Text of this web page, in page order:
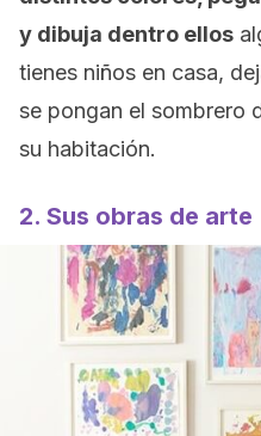
y dibuja dentro ellos
tienes niños en casa,
se pongan el sombrero
su habitación.
2. Sus obras de arte